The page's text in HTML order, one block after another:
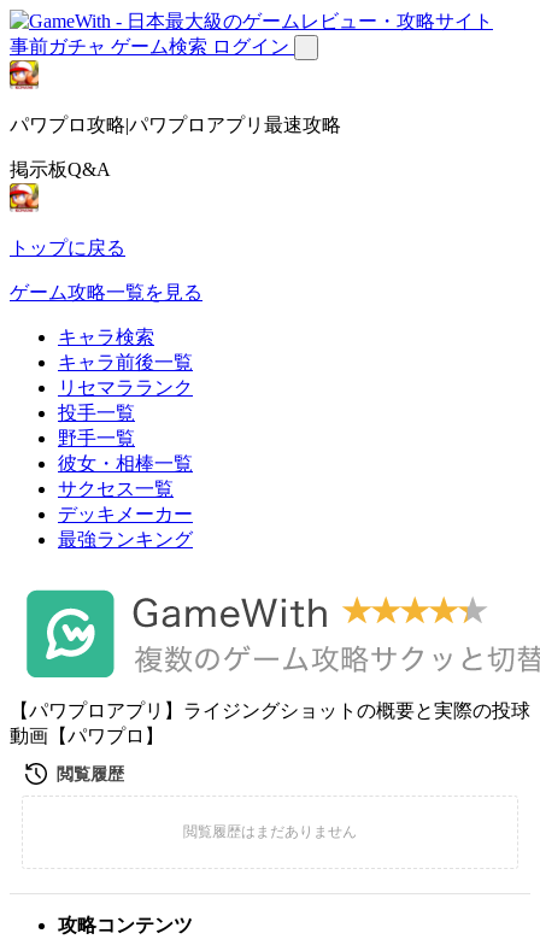
事前ガチャ ゲーム検索 ログイン
パワプロ攻略|パワプロアプリ最速攻略
掲示板Q&A
トップに戻る
ゲーム攻略一覧を見る
キャラ検索
キャラ前後一覧
リセマラランク
投手一覧
野手一覧
彼女・相棒一覧
サクセス一覧
デッキメーカー
最強ランキング
【パワプロアプリ】ライジングショットの概要と実際の投球
動画【パワプロ】
攻略コンテンツ